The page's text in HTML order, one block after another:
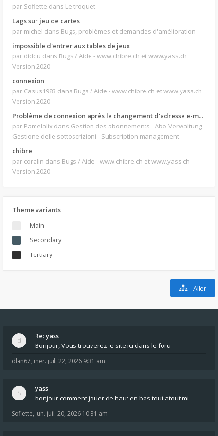
par Soflette dans Le troquet
Lags sur jeu de cartes
par michel dans Bugs, problèmes et demandes d'amélioration
impossible d'entrer aux tables de jeux
par didou dans Bugs / Aide - www.chibre.ch et www.yass.ch
Version 2020
connexion
par Casus1983 dans Bugs / Aide - www.chibre.ch et www.yass.ch
Version 2020
Problème de connexion après le changement d'adresse e-mail.
par Pamelalix dans Gestion des abonnements - Abo-Verwaltung -
Gestione delle sottoscrizioni - Subscription management
chibre
par coralin dans Bugs / Aide - www.chibre.ch et www.yass.ch
Version 2020
Theme variants
Main
Secondary
Tertiary
Aller
Re: yass
Bonjour, Vous trouverez le site ici dans le foru
dlan67, mer. juil. 22, 2026 9:31 am
yass
bonjour comment jouer de haut en bas tout atout mi
Soflette, lun. juil. 20, 2026 10:31 am